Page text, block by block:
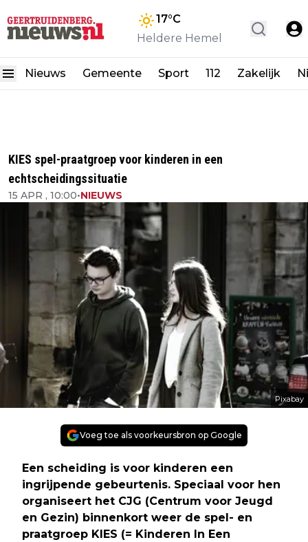
17°C
Heldere Hemel
Nieuws Gemeente Sport 112 Zakelijk
KIES spel-praatgroep voor kinderen in een
echtscheidingssituatie
15 APR , 10:00•NIEUWS
Pixabay
Voeg toe als voorkeursbron op Google
Een scheiding is voor kinderen een
ingrijpende gebeurtenis. Speciaal voor hen
organiseert het CJG (Centrum voor Jeugd
en Gezin) binnenkort weer de spel- en
praatgroep KIES (= Kinderen In Een